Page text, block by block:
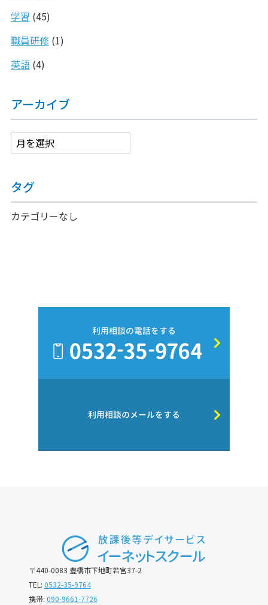
学習 (45)
職員研修(1)
英語(4)
アーカイブ
タグ
カテゴリーなし
利用相談の電話をする
利用相談のメールをする
〒440-0083 豊橋市下地町若宮37-2
TEL: 0532-35-9764
携帯: 090-9661-7726